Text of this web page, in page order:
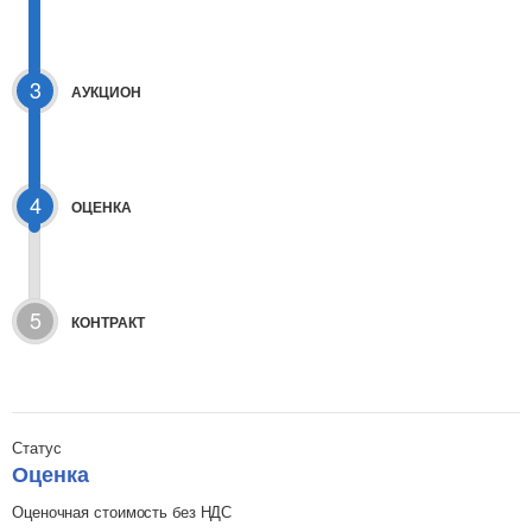
3 АУКЦИОН
4 ОЦЕНКА
5 КОНТРАКТ
Статус
Оценка
Оценочная стоимость без НДС